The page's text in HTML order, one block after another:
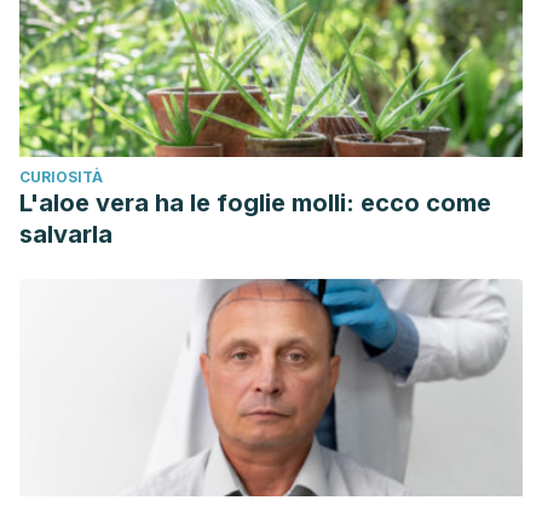
CURIOSITÀ
L'aloe vera ha le foglie molli: ecco come
salvarla